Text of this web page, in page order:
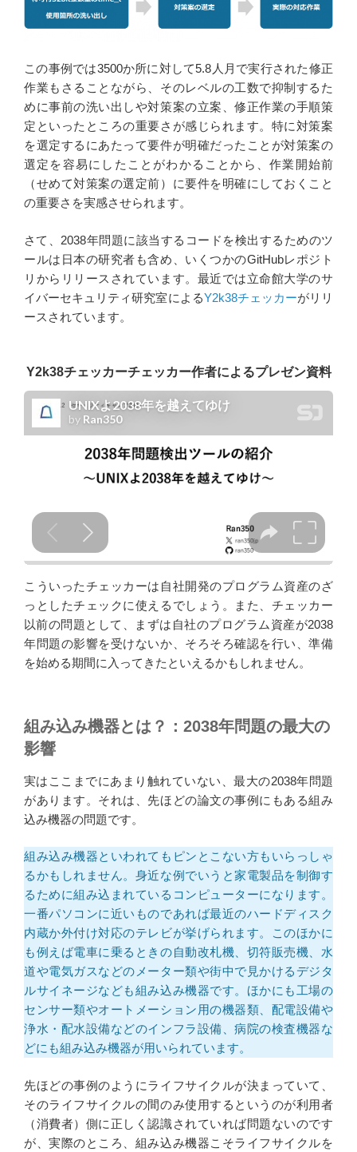
この事例では3500か所に対して5.8人月で実行された修正
作業もさることながら、そのレベルの工数で抑制するた
めに事前の洗い出しや対策案の立案、修正作業の手順策
定といったところの重要さが感じられます。特に対策案
を選定するにあたって要件が明確だったことが対策案の
選定を容易にしたことがわかることから、作業開始前
（せめて対策案の選定前）に要件を明確にしておくこと
の重要さを実感させられます。
さて、2038年問題に該当するコードを検出するためのツ
ールは日本の研究者も含め、いくつかのGitHubレポジト
リからリリースされています。最近では立命館大学のサ
イバーセキュリティ研究室によるY2k38チェッカーがリリ
ースされています。
Y2k38チェッカーチェッカー作者によるプレゼン資料
こういったチェッカーは自社開発のプログラム資産のざ
っとしたチェックに使えるでしょう。また、チェッカー
以前の問題として、まずは自社のプログラム資産が2038
年問題の影響を受けないか、そろそろ確認を行い、準備
を始める期間に入ってきたといえるかもしれません。
組み込み機器とは？：2038年問題の最大の
影響
実はここまでにあまり触れていない、最大の2038年問題
があります。それは、先ほどの論文の事例にもある組み
込み機器の問題です。
組み込み機器といわれてもピンとこない方もいらっしゃ
るかもしれません。身近な例でいうと家電製品を制御す
るために組み込まれているコンピューターになります。
一番パソコンに近いものであれば最近のハードディスク
内蔵か外付け対応のテレビが挙げられます。このほかに
も例えば電車に乗るときの自動改札機、切符販売機、水
道や電気ガスなどのメーター類や街中で見かけるデジタ
ルサイネージなども組み込み機器です。ほかにも工場の
センサー類やオートメーション用の機器類、配電設備や
浄水・配水設備などのインフラ設備、病院の検査機器な
どにも組み込み機器が用いられています。
先ほどの事例のようにライフサイクルが決まっていて、
そのライフサイクルの間のみ使用するというのが利用者
（消費者）側に正しく認識されていれば問題ないのです
が、実際のところ、組み込み機器こそライフサイクルを